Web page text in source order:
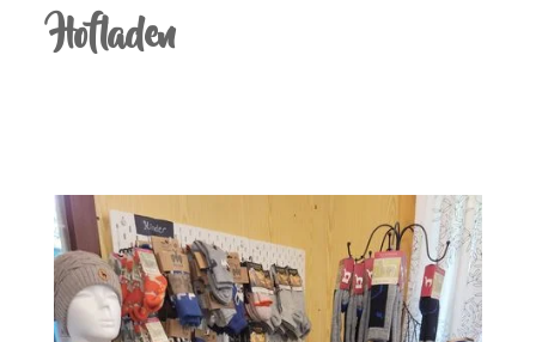
Hofladen